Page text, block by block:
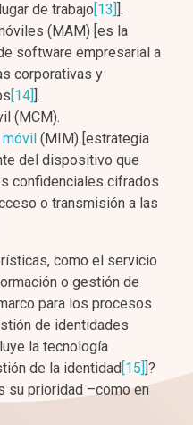
de trabajo[13]].
(MAM) [es la
software empresarial a
corporativas y
[14]].
(MCM).
móvil(MIM) [estrategia
del dispositivo que
confidenciales cifrados
o transmisión a las
como el servicio
o gestión de
para los procesos
de identidades
la tecnología
de la identidad[15]]?
su prioridad –como en